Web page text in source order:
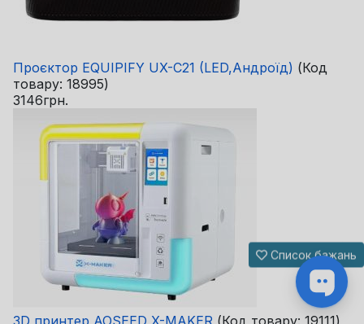
Проєктор EQUIPIFY UX-C21 (LED,Андроїд) (Код
товару: 18995)
3146грн.
3D принтер AOSEED X-MAKER (Код товару: 19111)
Список бажань